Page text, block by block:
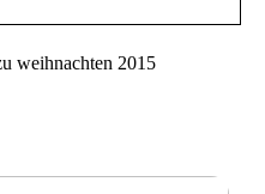
weihnachten 2015